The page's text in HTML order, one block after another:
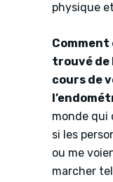
physique
Comment
trouvé de
cours de
monde qui
si les
ou me
marcher